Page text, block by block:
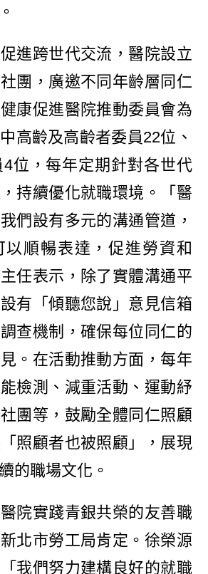
跨世代交流，醫院設立
團，廣邀不同年齡層同仁
康促進醫院推動委員會為
高齡及高齡者委員22位、
位，每年定期針對各世代
持續優化就職環境。「醫
們設有多元的溝通管道，
以順暢表達，促進勞資和
任表示，除了實體溝通平
有「傾聽您說」意見信箱
查機制，確保每位同仁的
。在活動推動方面，每年
檢測、減重活動、運動紓
團等，鼓勵全體同仁照顧
照顧者也被照顧」，展現
的職場文化。
實踐青銀共榮的友善職
北市勞工局肯定。徐榮源
我們努力建構良好的就職